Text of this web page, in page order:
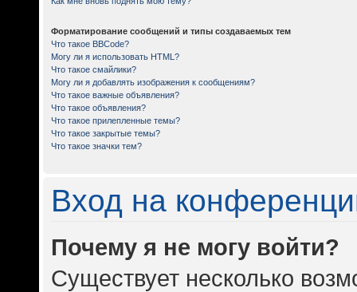
Форматирование сообщений и типы создаваемых тем
Что такое BBCode?
Могу ли я использовать HTML?
Что такое смайлики?
Могу ли я добавлять изображения к сообщениям?
Что такое важные объявления?
Что такое объявления?
Что такое прилепленные темы?
Что такое закрытые темы?
Что такое значки тем?
Вход на
Почему я не могу войти?
Существует несколько